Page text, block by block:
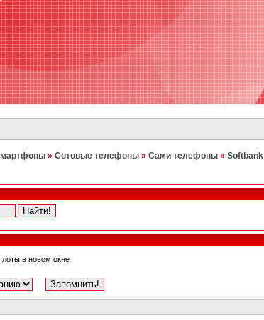
» Сотовые телефоны » Сами телефоны » Softbank
лоты в новом окне